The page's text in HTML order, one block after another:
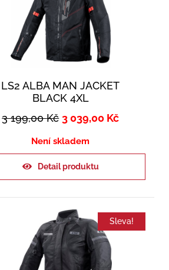
LS2 ALBA MAN JACKET
BLACK 4XL
3 199,00Kč 3 039,00 Kč
Není skladem
Detail produktu
Sleva!